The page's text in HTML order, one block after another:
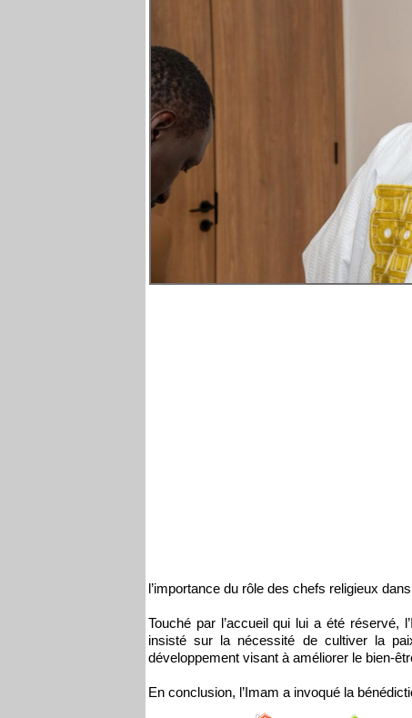
l’importance du rôle des chefs religieux
Touché par l’accueil qui lui a été réservé,
insisté sur la nécessité de cultiver la
développement visant à améliorer le bien-
En conclusion, l’Imam a invoqué la